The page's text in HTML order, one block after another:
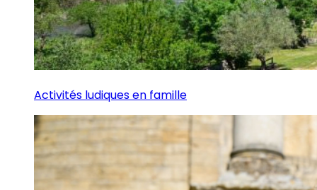
Activités ludiques en famille